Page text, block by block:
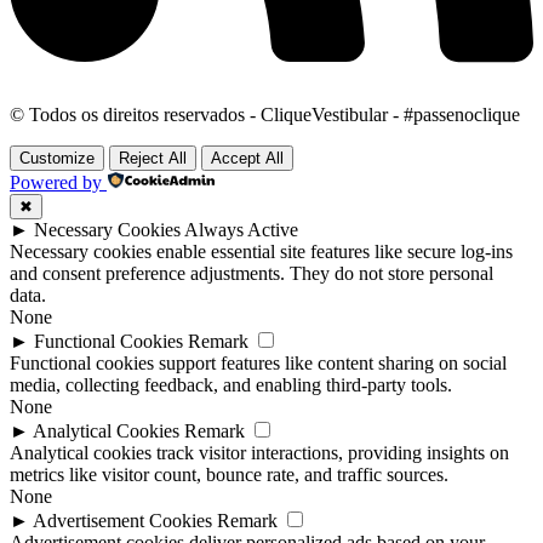
© Todos os direitos reservados - CliqueVestibular - #passenoclique
Customize Reject All Accept All
Powered by
✖
► Necessary Cookies Always Active
Necessary cookies enable essential site features like secure log-ins
and consent preference adjustments. They do not store personal
data.
None
► Functional Cookies Remark
Functional cookies support features like content sharing on social
media, collecting feedback, and enabling third-party tools.
None
► Analytical Cookies Remark
Analytical cookies track visitor interactions, providing insights on
metrics like visitor count, bounce rate, and traffic sources.
None
► Advertisement Cookies Remark